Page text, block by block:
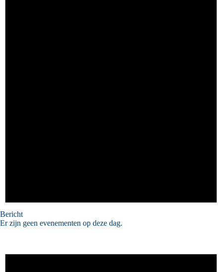
Bericht
Er zijn geen evenementen op deze dag.